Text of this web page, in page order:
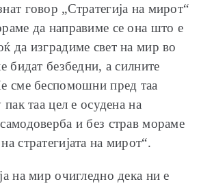
говор „Стратегија на мирот“
да направиме се она што е
да изградиме свет на мир во
бидат безбедни, а силните
сме беспомошни пред таа
таа цел е осудена на
и без страв мораме
стратегијата на мирот“.
на мир очигледно дека ни е